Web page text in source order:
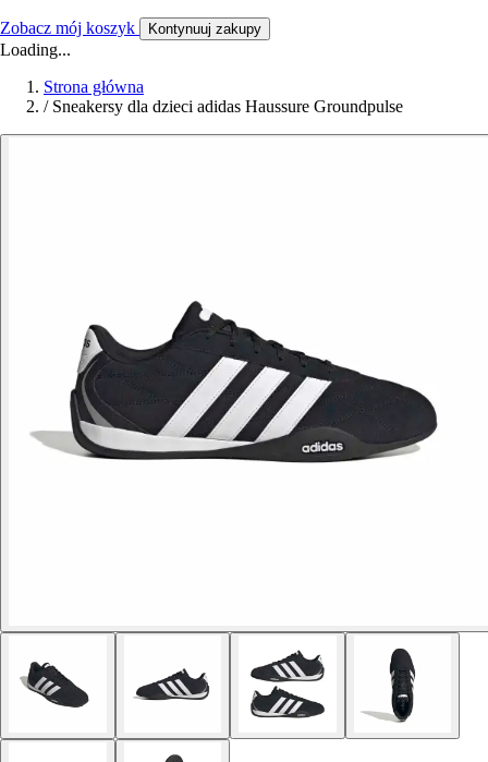
Zobacz mój koszyk Kontynuuj zakupy
Loading...
Strona główna
/ Sneakersy dla dzieci adidas Haussure Groundpulse